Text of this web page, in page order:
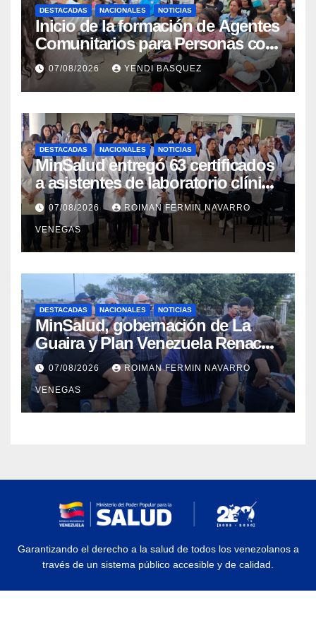
DESTACADAS NACIONALES NOTICIAS
Inicio de la formación de Agentes
Comunitarios para Personas con
Discapacidad en el Centro de
Rehabilitación J.J. Arvelo
07/08/2026 YENDI BASQUEZ
DESTACADAS NACIONALES NOTICIAS
MinSalud entregó 63 certificados
a asistentes de laboratorio clínico
para garantizar respaldo legal y
profesional
07/08/2026 ROIMAN FERMIN NAVARRO
VENEGAS
DESTACADAS NACIONALES NOTICIAS
MinSalud, gobernación de La
Guaira y Plan Venezuela Renace
iniciaron la rehabilitación integral
del Centro Psicofamiliar El Niño y
el Mar
07/08/2026 ROIMAN FERMIN NAVARRO
VENEGAS
Garantizando el derecho a la salud de todos los venezolanos a
través de un sistema público accesible y de calidad.